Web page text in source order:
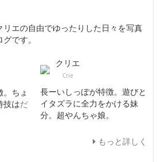
エの自由でゆったりした日々を写真
です。
ちょ
技はだ
クリエ
Crie
長ーいしっぽが特徴。遊びと
イタズラに全力をかける妹
分。超やんちゃ娘。
もっと詳しく